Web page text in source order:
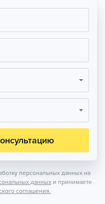
персональных данных на
данных и принимаете
соглашения.